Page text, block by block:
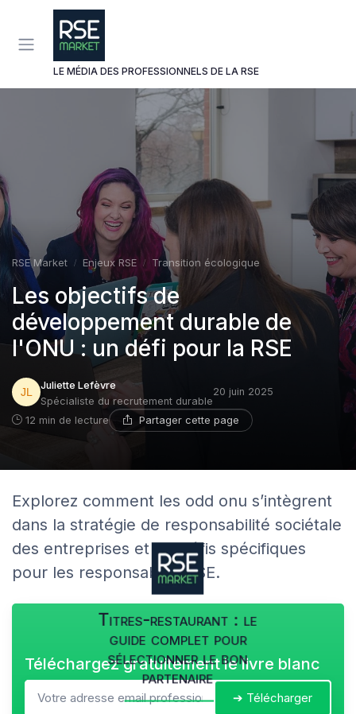
LE MÉDIA DES PROFESSIONNELS DE LA RSE
RSE Market Enjeux RSE Transition écologique
Les objectifs de
développement durable de
l'ONU : un défi pour la RSE
Juliette Lefèvre
Spécialiste du recrutement durable
20 juin 2025
12 min de lecture Partager cette page
Explorez comment les odd onu s’intègrent
dans la stratégie de responsabilité sociétale
des entreprises et les défis spécifiques
pour les responsables RSE.
Titres-restaurant : le
guide complet pour
sélectionner le bon
partenaire
Téléchargez gratuitement le livre blanc
➔ Télécharger
Panneau de gestion des cookies